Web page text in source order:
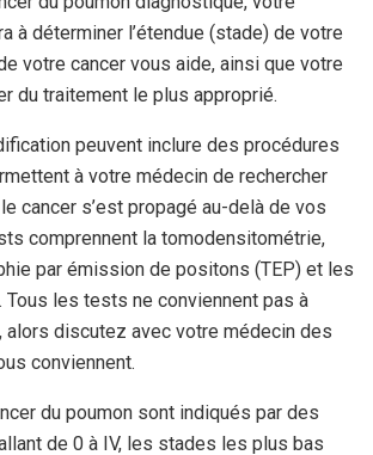
à déterminer l’étendue (stade) de votre
votre cancer vous aide, ainsi que votre
du traitement le plus approprié.
peuvent inclure des procédures
à votre médecin de rechercher
cancer s’est propagé au-delà de vos
comprennent la tomodensitométrie,
par émission de positons (TEP) et les
Tous les tests ne conviennent pas à
alors discutez avec votre médecin des
conviennent.
du poumon sont indiqués par des
de 0 à IV, les stades les plus bas